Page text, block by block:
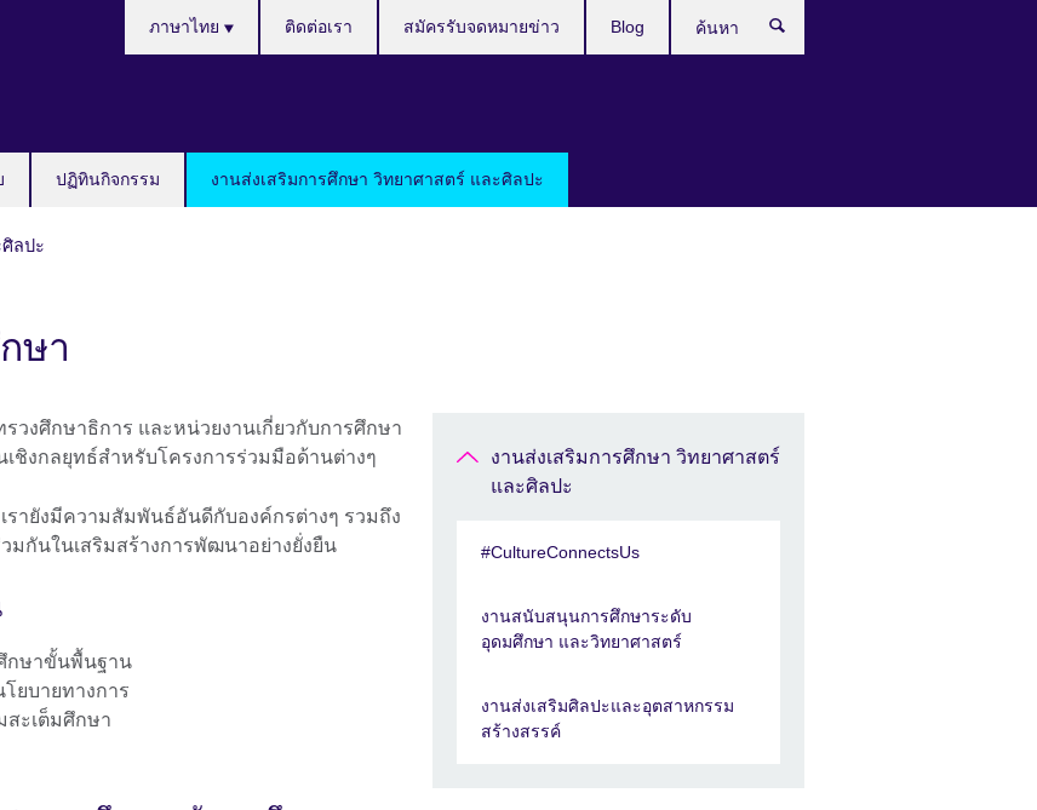
ปฏิทินกิจกรรม งานส่งเสริมการศึกษา วิทยาศาสตร์ และศิลปะ
Languages
ภาษาไทย ติดต่อเรา สมัครรับจดหมายข่าว Blog
ลปะ
ษา
งศึกษาธิการ และหน่วยงานเกี่ยวกับการศึกษา
ชิงกลยุทธ์สำหรับโครงการร่วมมือด้านต่างๆ
รายังมีความสัมพันธ์อันดีกับองค์กรต่างๆ รวมถึง
กันในเสริมสร้างการพัฒนาอย่างยั่งยืน
กษาขั้นพื้นฐาน
ยบายทางการ
สะเต็มศึกษา
งานส่งเสริมการศึกษา วิทยาศาสตร์
และศิลปะ
#CultureConnectsUs
งานสนับสนุนการศึกษาระดับ
อุดมศึกษา และวิทยาศาสตร์
งานส่งเสริมศิลปะและอุตสาหกรรม
สร้างสรรค์